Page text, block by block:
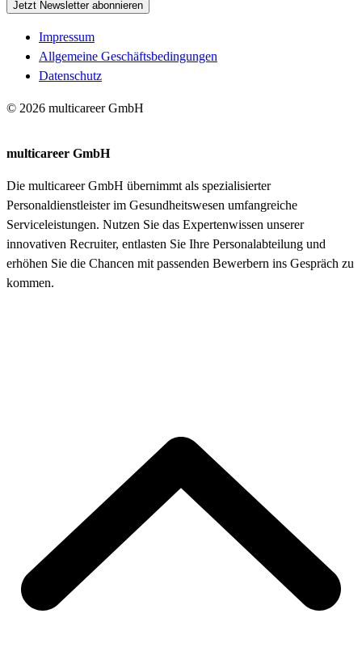
Jetzt Newsletter abonnieren
Impressum
Allgemeine Geschäftsbedingungen
Datenschutz
© 2026 multicareer GmbH
multicareer GmbH
Die multicareer GmbH übernimmt als spezialisierter
Personaldienstleister im Gesundheitswesen umfangreiche
Serviceleistungen. Nutzen Sie das Expertenwissen unserer
innovativen Recruiter, entlasten Sie Ihre Personalabteilung und
erhöhen Sie die Chancen mit passenden Bewerbern ins Gespräch zu
kommen.